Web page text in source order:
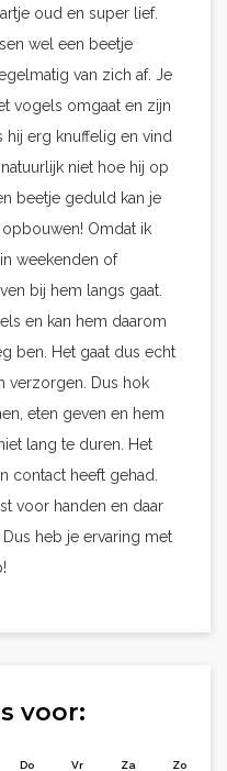
oud en super lief.
wel een beetje
van zich af. Je
vogels omgaat en zijn
hij erg knuffelig en vind
niet hoe hij op
beetje geduld kan je
Omdat ik
weekenden of
bij hem langs gaat.
en kan hem daarom
ben. Het gaat dus echt
verzorgen. Dus hok
eten geven en hem
lang te duren. Het
contact heeft gehad.
voor handen en daar
heb je ervaring met
voor:
Do Vr Za Zo